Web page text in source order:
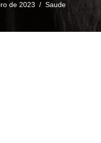
de 2023 Saude